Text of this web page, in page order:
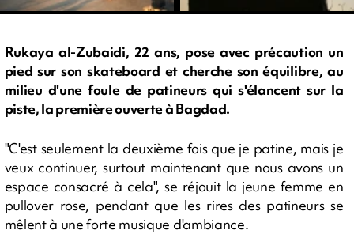
Rukaya al-Zubaidi, 22 ans, pose avec précaution un
pied sur son skateboard et cherche son équilibre, au
milieu d'une foule de patineurs qui s'élancent sur la
piste, la première ouverte à Bagdad.
"C'est seulement la deuxième fois que je patine, mais je
veux continuer, surtout maintenant que nous avons un
espace consacré à cela", se réjouit la jeune femme en
pullover rose, pendant que les rires des patineurs se
mêlent à une forte musique d'ambiance.